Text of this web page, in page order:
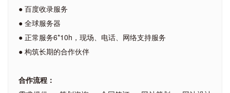
● 百度收录服务
● 全球服务器
● 正常服务6*10h，现场、电话、网络支持服务
● 构筑长期的合作伙伴
合作流程：